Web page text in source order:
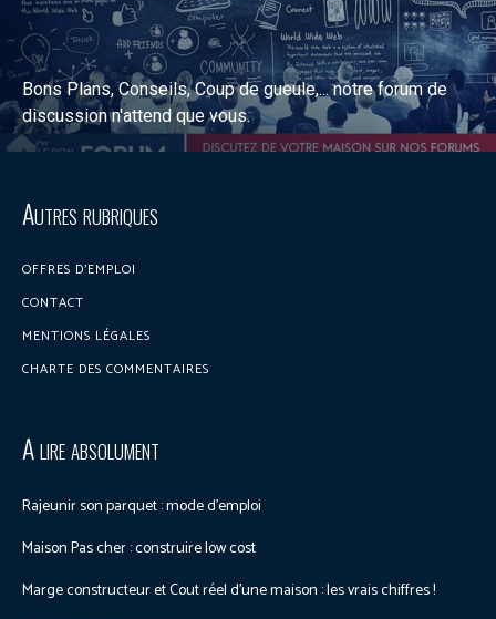
Bons Plans, Conseils, Coup de gueule,... notre forum de
discussion n'attend que vous.
Autres rubriques
OFFRES D’EMPLOI
CONTACT
MENTIONS LÉGALES
CHARTE DES COMMENTAIRES
A lire absolument
Rajeunir son parquet : mode d’emploi
Maison Pas cher : construire low cost
Marge constructeur et Cout réel d’une maison : les vrais chiffres !